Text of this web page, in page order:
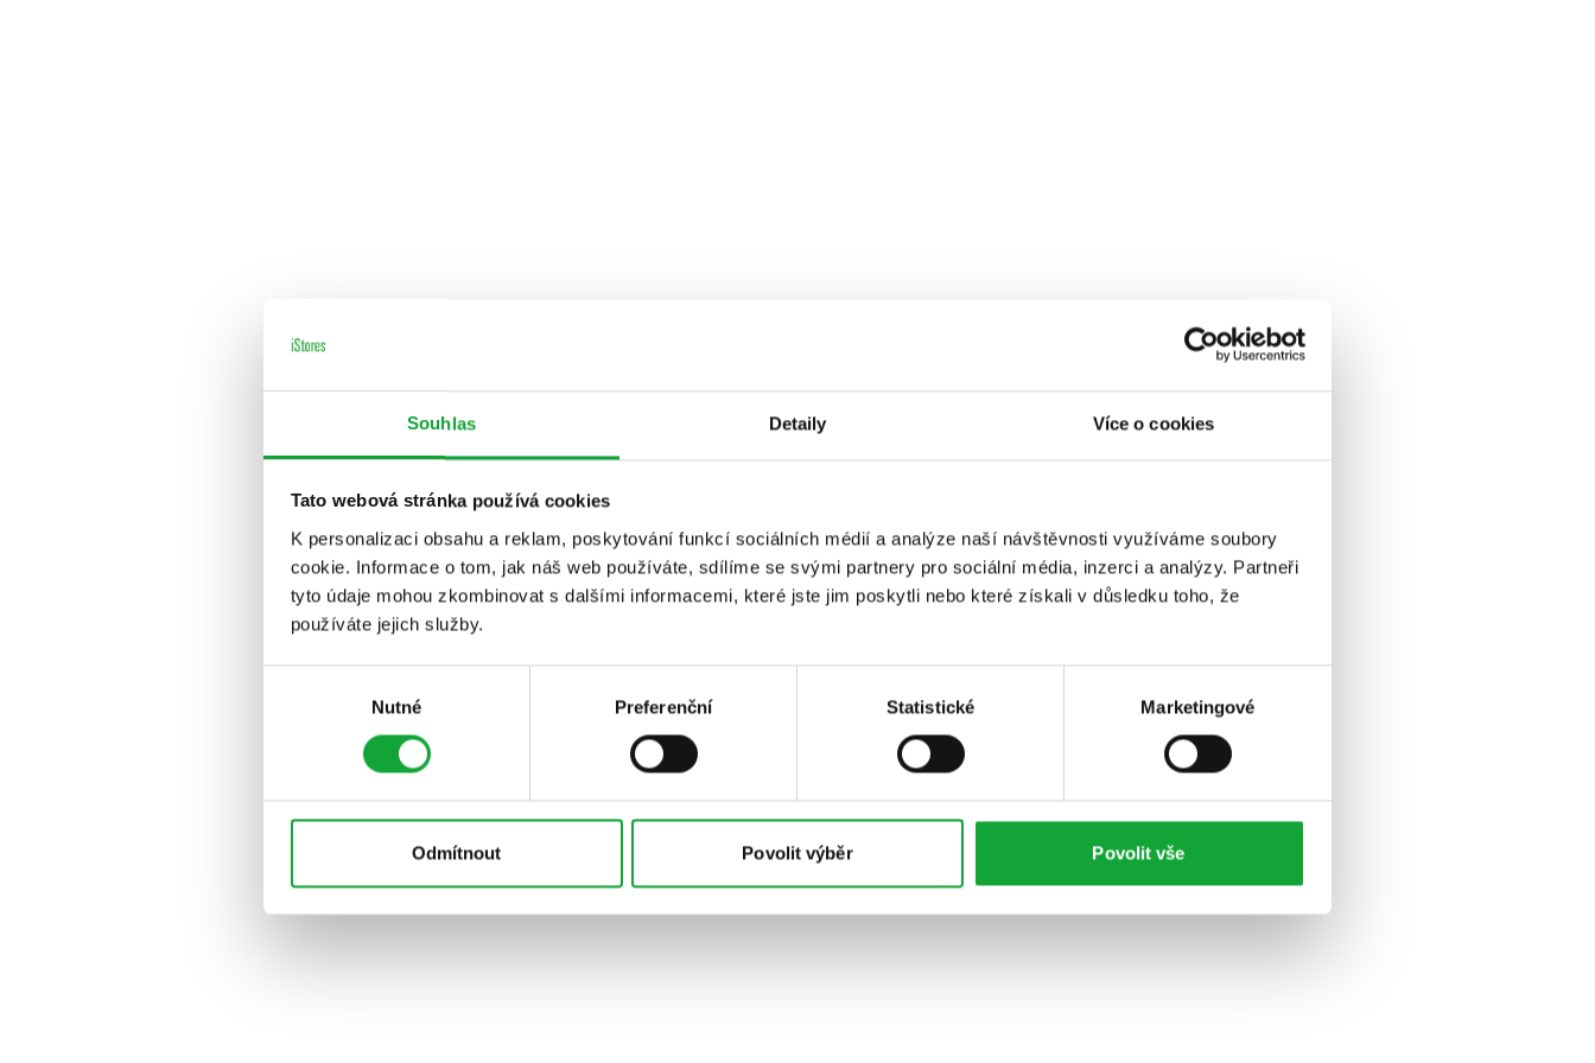
Souhlas Detaily Více o cookies
Tato webová stránka používá cookies
K personalizaci obsahu a reklam, poskytování funkcí sociálních médií a analýze naší návštěvnosti využíváme soubory
cookie. Informace o tom, jak náš web používáte, sdílíme se svými partnery pro sociální média, inzerci a analýzy. Partneři
tyto údaje mohou zkombinovat s dalšími informacemi, které jste jim poskytli nebo které získali v důsledku toho, že
používáte jejich služby.
Nutné Preferenční Statistické Marketingové
Odmítnout Povolit výběr Povolit vše